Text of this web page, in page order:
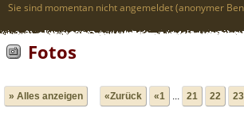
Sie sind momentan nicht angemeldet (anonymer
Fotos
» Alles anzeigen «Zurück «1 ... 21 22 23